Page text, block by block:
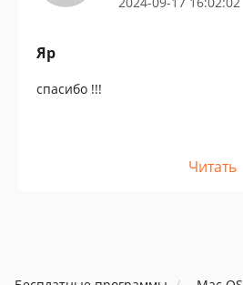
Яр
спасибо !!!
Читать